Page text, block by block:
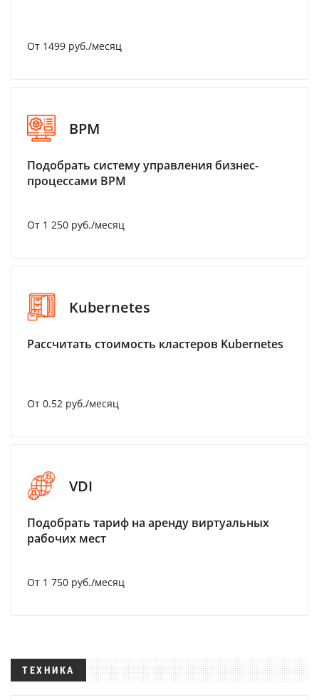
От 1499 руб./месяц
BPM
Подобрать систему управления бизнес-
процессами BPM
От 1 250 руб./месяц
Kubernetes
Рассчитать стоимость кластеров Kubernetes
От 0.52 руб./месяц
VDI
Подобрать тариф на аренду виртуальных
рабочих мест
От 1 750 руб./месяц
ТЕХНИКА